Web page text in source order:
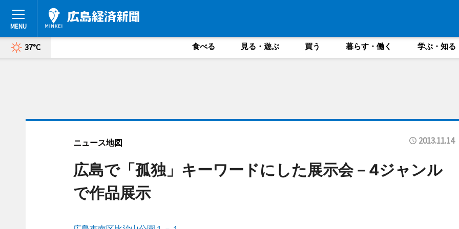
37°C 食べる 見る・遊ぶ 買う 暮らす・働く 学ぶ・知る
ニュース地図 2013.11.14
広島で「孤独」キーワードにした展示会－4ジャンル
で作品展示